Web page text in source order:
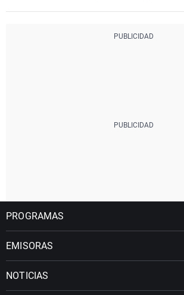
PROGRAMAS
EMISORAS
NOTICIAS